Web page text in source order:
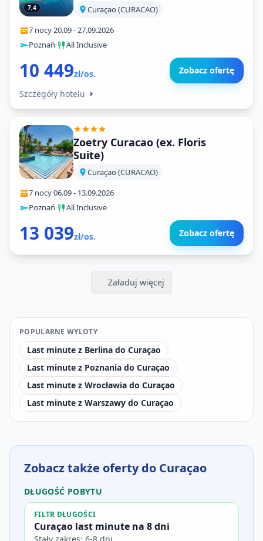
7,4
Curaçao (CURACAO)
7 nocy·20.09-27.09.2026
Poznań· All Inclusive
10 449zł/os. Zobacz ofertę
Szczegóły hotelu
Zoetry Curacao (ex. Floris
Suite)
Curaçao (CURACAO)
7 nocy·06.09- 13.09.2026
Poznań· All Inclusive
13 039zł/os. Zobacz ofertę
Załaduj więcej
POPULARNE WYLOTY
Last minute z Berlina do Curaçao
Last minute z Poznania do Curaçao
Last minute z Wrocławia do Curaçao
Last minute z Warszawy do Curaçao
Zobacz także oferty do Curaçao
DŁUGOŚĆ POBYTU
FILTR DŁUGOŚCI
Curaçao last minute na 8 dni